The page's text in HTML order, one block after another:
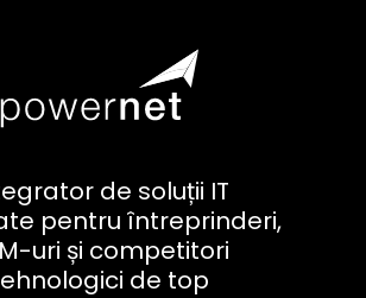
de soluții IT
pentru întreprinderi,
uri și competitori
de top